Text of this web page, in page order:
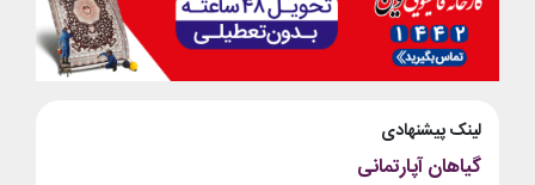
لینک پیشنهادی
گیاهان آپارتمانی